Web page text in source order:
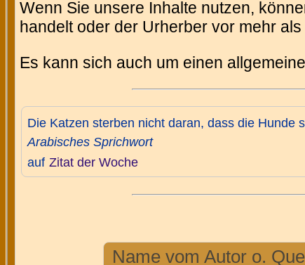
Wenn Sie unsere Inhalte nutzen,
handelt oder der Urherber vor mehr
Es kann sich auch um einen
Die Katzen sterben nicht daran, dass die Hunde
Arabisches Sprichwort
auf Zitat der Woche
Name vom Autor o.